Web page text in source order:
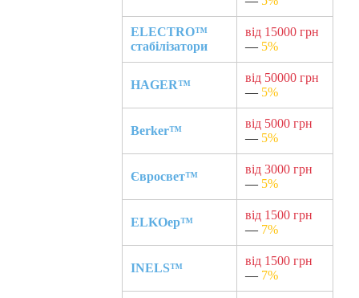
ELECTRO™
стабілізатори
від 15000 грн
— 5%
HAGER™
від 50000 грн
— 5%
Berker™
від 5000 грн
— 5%
Євросвет™
від 3000 грн
— 5%
ELKOep™
від 1500 грн
— 7%
INELS™
від 1500 грн
— 7%